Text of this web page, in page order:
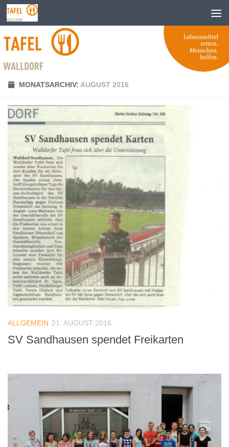
Zum Inhalt springen
MONATSARCHIV: AUGUST 2016
ALLGEMEIN 21. AUGUST 2016
SV Sandhausen spendet Freikarten